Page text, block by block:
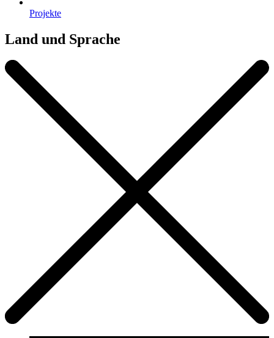
Projekte
Land und Sprache